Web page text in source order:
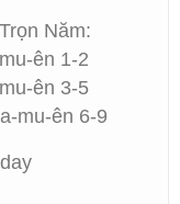
Năm:
ên 1-2
ên 3-5
mu-ên 6-9